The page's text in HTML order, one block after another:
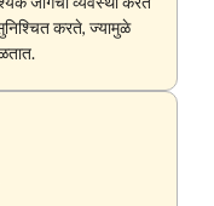
करते, ज्यामुळे